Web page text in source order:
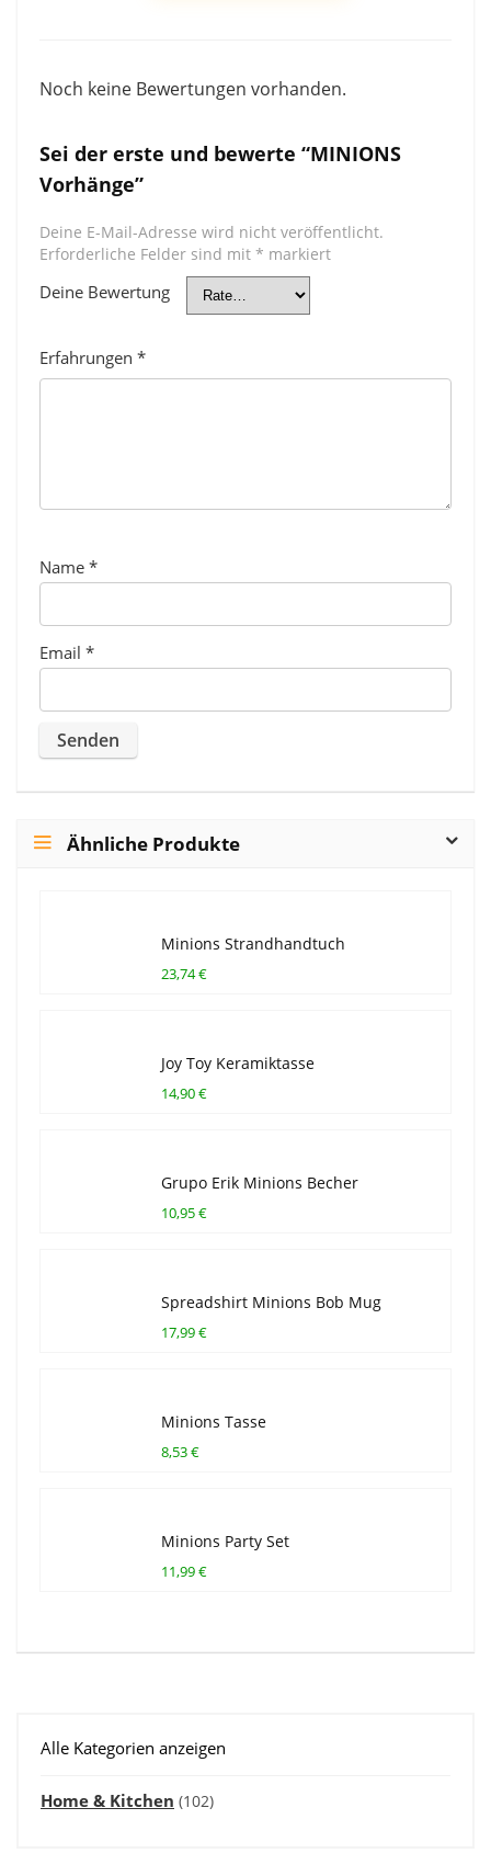
Noch keine Bewertungen vorhanden.
Sei der erste und bewerte “MINIONS
Vorhänge”
Deine E-Mail-Adresse wird nicht veröffentlicht.
Erforderliche Felder sind mit * markiert
Deine Bewertung
Erfahrungen *
Name *
Email *
Ähnliche Produkte
Minions Strandhandtuch
23,74 €
Joy Toy Keramiktasse
14,90 €
Grupo Erik Minions Becher
10,95 €
Spreadshirt Minions Bob Mug
17,99 €
Minions Tasse
8,53 €
Minions Party Set
11,99 €
Alle Kategorien anzeigen
Home & Kitchen (102)